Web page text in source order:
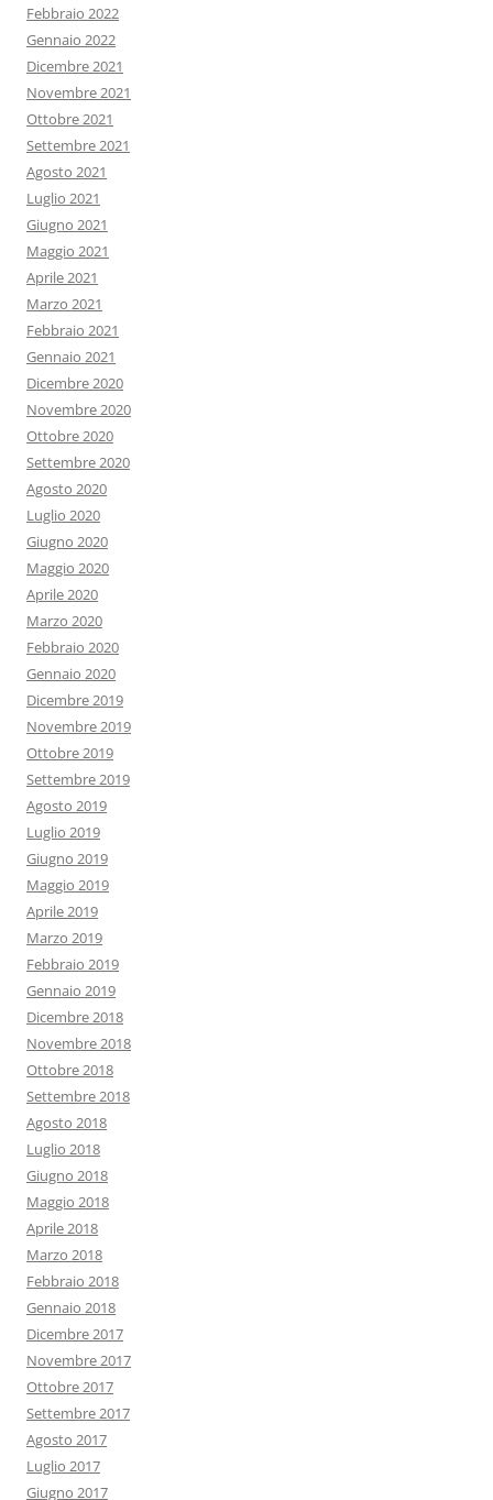
Febbraio 2022
Gennaio 2022
Dicembre 2021
Novembre 2021
Ottobre 2021
Settembre 2021
Agosto 2021
Luglio 2021
Giugno 2021
Maggio 2021
Aprile 2021
Marzo 2021
Febbraio 2021
Gennaio 2021
Dicembre 2020
Novembre 2020
Ottobre 2020
Settembre 2020
Agosto 2020
Luglio 2020
Giugno 2020
Maggio 2020
Aprile 2020
Marzo 2020
Febbraio 2020
Gennaio 2020
Dicembre 2019
Novembre 2019
Ottobre 2019
Settembre 2019
Agosto 2019
Luglio 2019
Giugno 2019
Maggio 2019
Aprile 2019
Marzo 2019
Febbraio 2019
Gennaio 2019
Dicembre 2018
Novembre 2018
Ottobre 2018
Settembre 2018
Agosto 2018
Luglio 2018
Giugno 2018
Maggio 2018
Aprile 2018
Marzo 2018
Febbraio 2018
Gennaio 2018
Dicembre 2017
Novembre 2017
Ottobre 2017
Settembre 2017
Agosto 2017
Luglio 2017
Giugno 2017